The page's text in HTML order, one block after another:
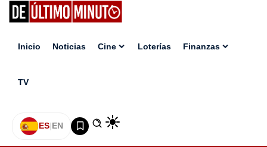
Inicio Noticias Cine Loterías Finanzas
TV
ES|EN